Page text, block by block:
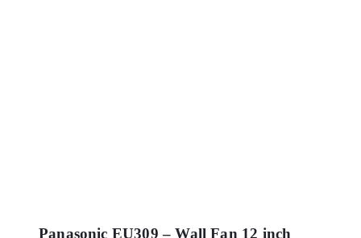
Panasonic EU309 – Wall Fan 12 inch